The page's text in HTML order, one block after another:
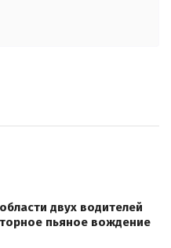
двух водителей
пьяное вождение